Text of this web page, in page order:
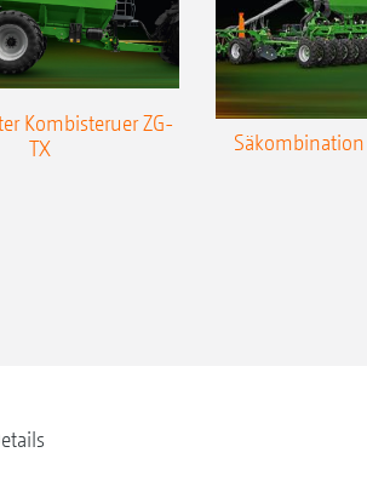
Kombisteruer ZG-
TX
Säkombination